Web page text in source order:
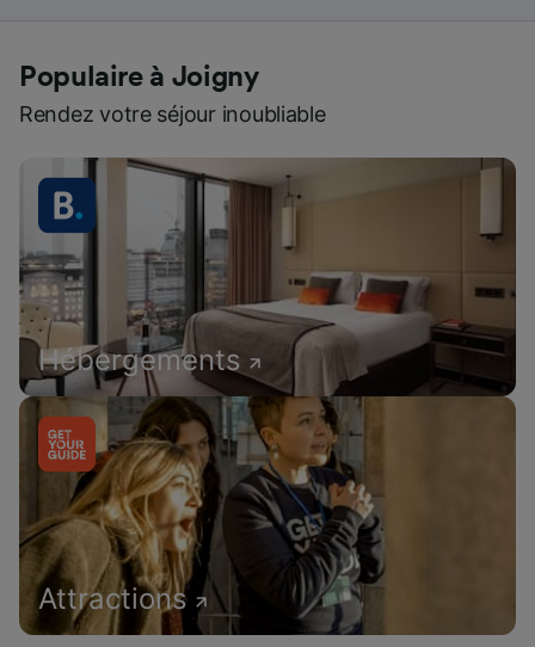
Populaire à Joigny
Rendez votre séjour inoubliable
Hébergements
Attractions